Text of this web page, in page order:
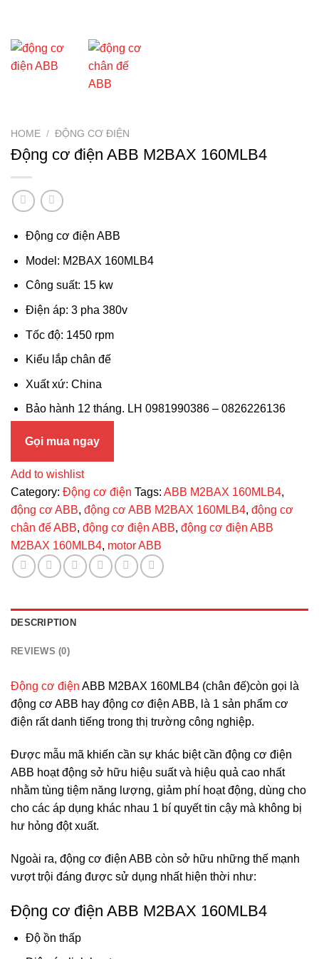
HOME / ĐỘNG CƠ ĐIỆN
Động cơ điện ABB M2BAX 160MLB4
Động cơ điện ABB
Model: M2BAX 160MLB4
Công suất: 15 kw
Điện áp: 3 pha 380v
Tốc độ: 1450 rpm
Kiểu lắp chân đế
Xuất xứ: China
Bảo hành 12 tháng. LH 0981990386 – 0826226136
Gọi mua ngay
Add to wishlist
Category: Động cơ điện Tags: ABB M2BAX 160MLB4,
động cơ ABB, động cơ ABB M2BAX 160MLB4, động cơ
chân đế ABB, động cơ điện ABB, động cơ điện ABB
M2BAX 160MLB4, motor ABB
DESCRIPTION
REVIEWS (0)
Động cơ điện ABB M2BAX 160MLB4 (chân đế)còn gọi là
động cơ ABB hay động cơ điện ABB, là 1 sản phẩm cơ
điện rất danh tiếng trong thị trường công nghiệp.
Được mẫu mã khiến cần sự khác biệt cần động cơ điện
ABB hoạt động sở hữu hiệu suất và hiệu quả cao nhất
nhằm tùng tiệm năng lượng, giảm phí hoạt động, dùng cho
cho các áp dụng khác nhau 1 bí quyết tin cậy mà không bị
hư hỏng đột xuất.
Ngoài ra, động cơ điện ABB còn sở hữu những thế mạnh
vượt trội đáng được sử dụng nhất hiện thời như:
Động cơ điện ABB M2BAX 160MLB4
Độ ồn thấp